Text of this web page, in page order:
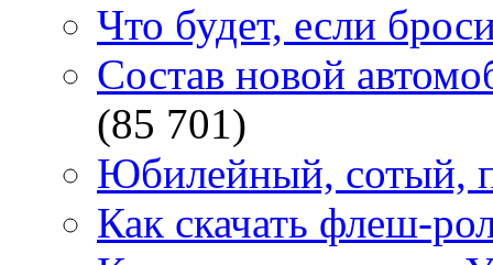
Что будет, если
Состав новой
(85 701)
Юбилейный, сотый,
Как скачать флеш-